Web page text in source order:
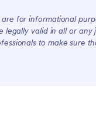
for informational
valid in all or
to make sure